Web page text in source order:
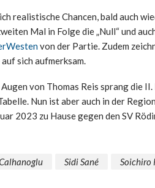
realistische Chancen, bald auch
Mal in Folge die „Null“ und
von der Partie. Zudem
sich aufmerksam.
von Thomas Reis sprang die
Nun ist aber auch in der
2023 zu Hause gegen den SV
Sidi Sané Soichiro